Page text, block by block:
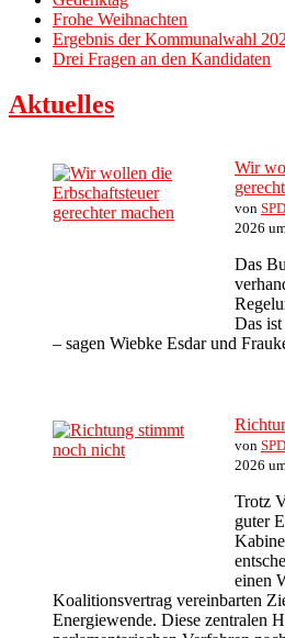
Frohe Weihnachten
Ergebnis der Kommunalwahl
Drei Fragen an den Kandidaten
Aktuelles
Wir
von
2026
Das
Das
– sagen Wiebke Esdar und
von
2026
Trotz
guter
einen
Koalitionsvertrag vereinbarten
Energiewende. Diese zentralen